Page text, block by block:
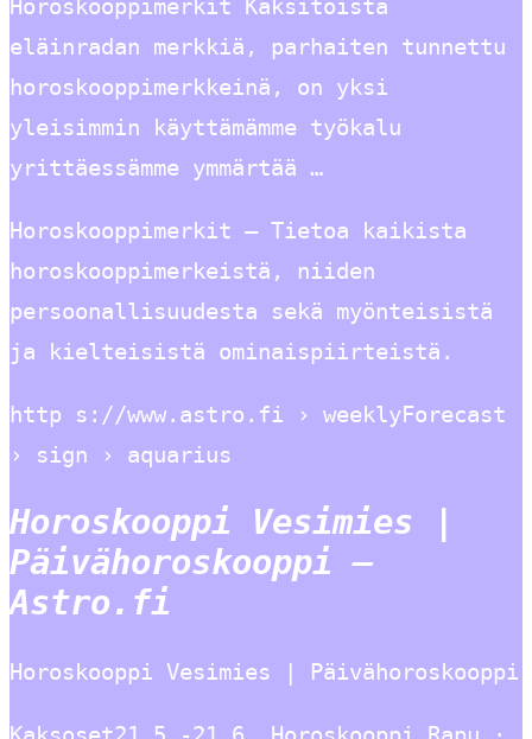
Horoskooppimerkit Kaksitoista
eläinradan merkkiä, parhaiten tunnettu
horoskooppimerkkeinä, on yksi
yleisimmin käyttämämme työkalu
yrittäessämme ymmärtää …
Horoskooppimerkit – Tietoa kaikista
horoskooppimerkeistä, niiden
persoonallisuudesta sekä myönteisistä
ja kielteisistä ominaispiirteistä.
http s://www.astro.fi › weeklyForecast
› sign › aquarius
Horoskooppi Vesimies |
Päivähoroskooppi –
Astro.fi
Horoskooppi Vesimies | Päivähoroskooppi